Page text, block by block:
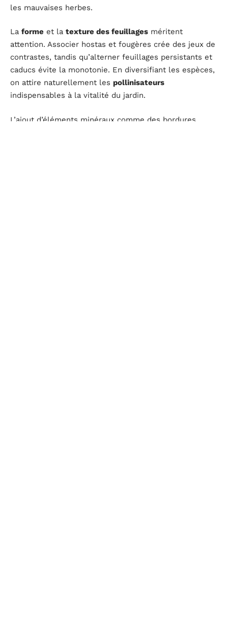
les mauvaises herbes.
La forme et la texture des feuillages méritent
attention. Associer hostas et fougères crée des jeux de
contrastes, tandis qu’alterner feuillages persistants et
caducs évite la monotonie. En diversifiant les espèces,
on attire naturellement les pollinisateurs
indispensables à la vitalité du jardin.
L’ajout d’éléments minéraux comme des bordures,